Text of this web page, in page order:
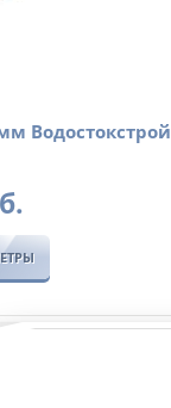
Водостокстрой